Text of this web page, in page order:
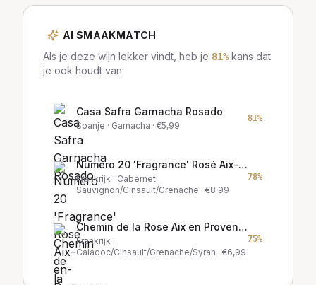
AI SMAAKMATCH
Als je deze wijn lekker vindt, heb je 81%kans dat
je ook houdt van:
Casa Safra Garnacha Rosado
Spanje · Garnacha · €5,99
81%
Numéro 20 'Fragrance' Rosé Aix-en-Provence
Frankrijk · Cabernet
Sauvignon/Cinsault/Grenache · €8,99
78%
Chemin de la Rose Aix en Provence Rose
Frankrijk ·
Caladoc/Cinsault/Grenache/Syrah · €6,99
75%